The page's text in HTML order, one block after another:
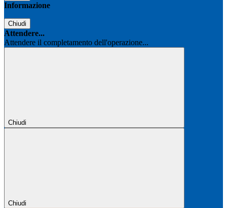
Informazione
Chiudi
Attendere...
Attendere il completamento dell'operazione...
Chiudi
Chiudi